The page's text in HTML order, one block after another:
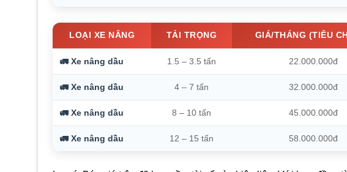
LOẠI XE NÂNG TẢI TRỌNG GIÁ/THÁNG (TIÊU
🚛 Xe nâng dầu 1.5 – 3.5 tấn 22.000.000đ
🚛 Xe nâng dầu 4 – 7 tấn 32.000.000đ
🚛 Xe nâng dầu 8 – 10 tấn 45.000.000đ
🚛 Xe nâng dầu 12 – 15 tấn 58.000.000đ